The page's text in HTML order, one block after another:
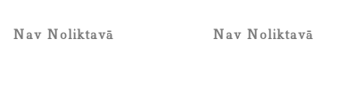
Nav Noliktavā Nav Noliktavā